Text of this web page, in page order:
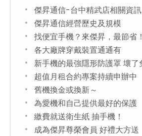
傑昇通信-台中精武店相關資訊
傑昇通信經營歷史及規模
找便宜手機？來傑昇，最節省！
各大廠牌穿戴裝置通通有
新手機的最強隱形防護罩 壞了
超值月租合約專案持續申辦中
舊機換金或換新～
為愛機和自己提供最好的保護
繳費就送衛生紙 抽手機！
成為傑昇尊榮會員 好禮大方送